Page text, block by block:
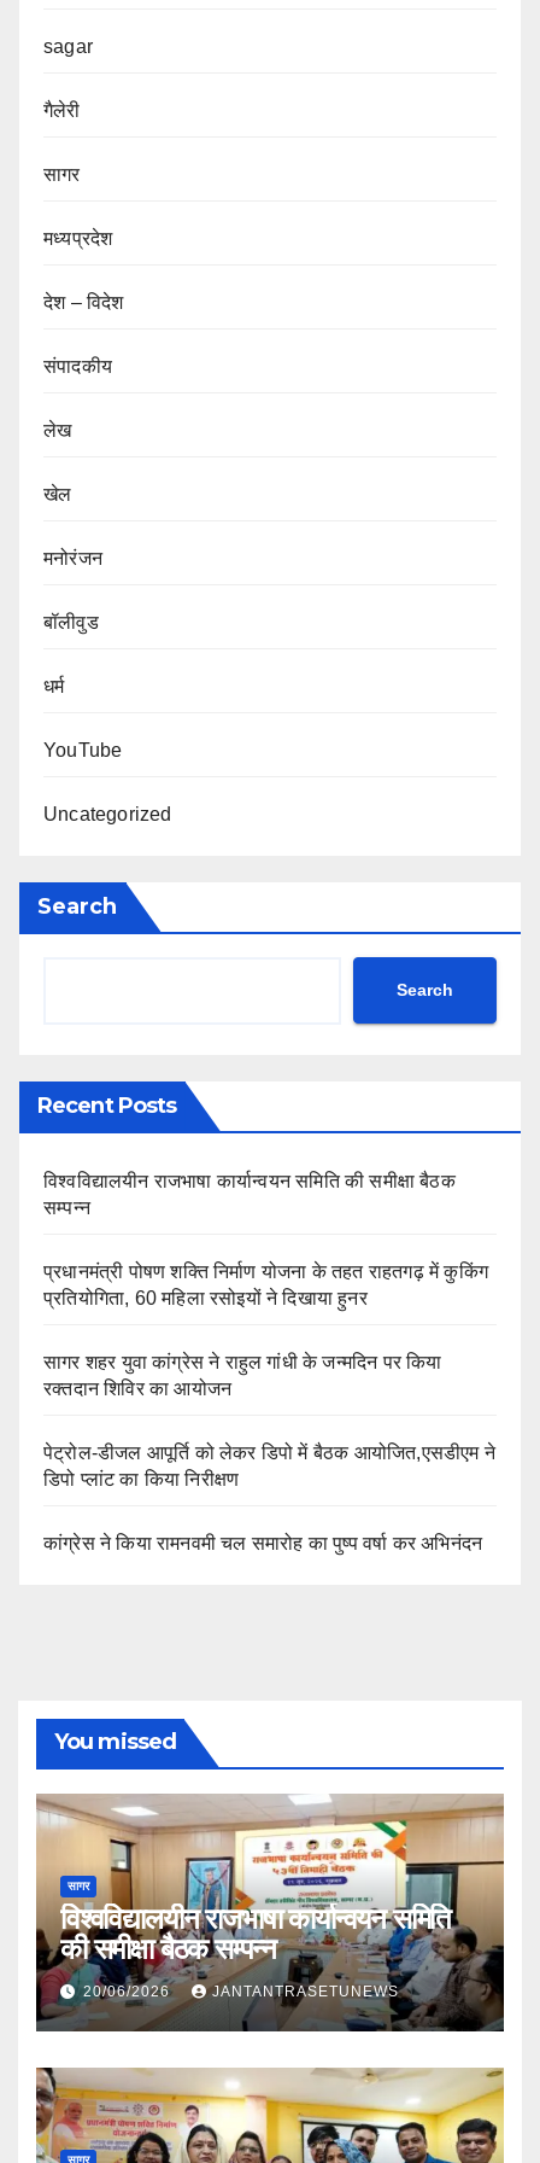
sagar
गैलेरी
सागर
मध्यप्रदेश
देश – विदेश
संपादकीय
लेख
खेल
मनोरंजन
बॉलीवुड
धर्म
YouTube
Uncategorized
Search
Search
Recent Posts
विश्वविद्यालयीन राजभाषा कार्यान्वयन समिति की समीक्षा बैठक
सम्पन्न
प्रधानमंत्री पोषण शक्ति निर्माण योजना के तहत राहतगढ़ में कुकिंग
प्रतियोगिता, 60 महिला रसोइयों ने दिखाया हुनर
सागर शहर युवा कांग्रेस ने राहुल गांधी के जन्मदिन पर किया
रक्तदान शिविर का आयोजन
पेट्रोल-डीजल आपूर्ति को लेकर डिपो में बैठक आयोजित,एसडीएम ने
डिपो प्लांट का किया निरीक्षण
कांग्रेस ने किया रामनवमी चल समारोह का पुष्प वर्षा कर अभिनंदन
You missed
सागर
विश्वविद्यालयीन राजभाषा कार्यान्वयन समिति
की समीक्षा बैठक सम्पन्न
20/06/2026 JANTANTRASETUNEWS
सागर